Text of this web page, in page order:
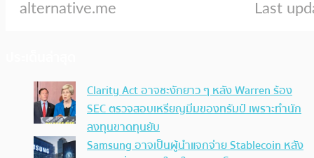
Clarity Act อาจชะงักยาว ๆ หลัง Warren ร้อง
SEC ตรวจสอบเหรียญมีมของทรัมป์ เพราะทำนัก
ลงทุนขาดทุนยับ
Samsung อาจเป็นผู้นำแจกจ่าย Stablecoin หลัง